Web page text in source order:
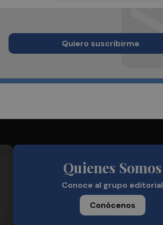
Quiero suscribirme
Quienes Somos
Conoce al grupo editorial
Conócenos